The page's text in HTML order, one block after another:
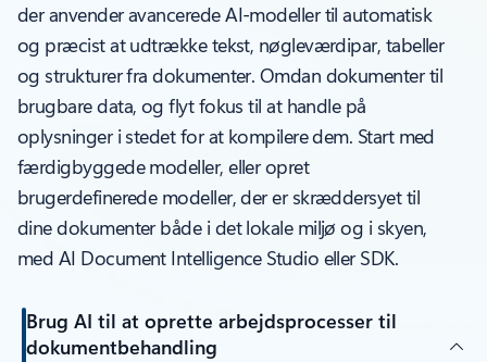
der anvender avancerede AI-modeller til automatisk
og præcist at udtrække tekst, nøgleværdipar, tabeller
og strukturer fra dokumenter. Omdan dokumenter til
brugbare data, og flyt fokus til at handle på
oplysninger i stedet for at kompilere dem. Start med
færdigbyggede modeller, eller opret
brugerdefinerede modeller, der er skræddersyet til
dine dokumenter både i det lokale miljø og i skyen,
med AI Document Intelligence Studio eller SDK.
Brug AI til at oprette arbejdsprocesser til
dokumentbehandling